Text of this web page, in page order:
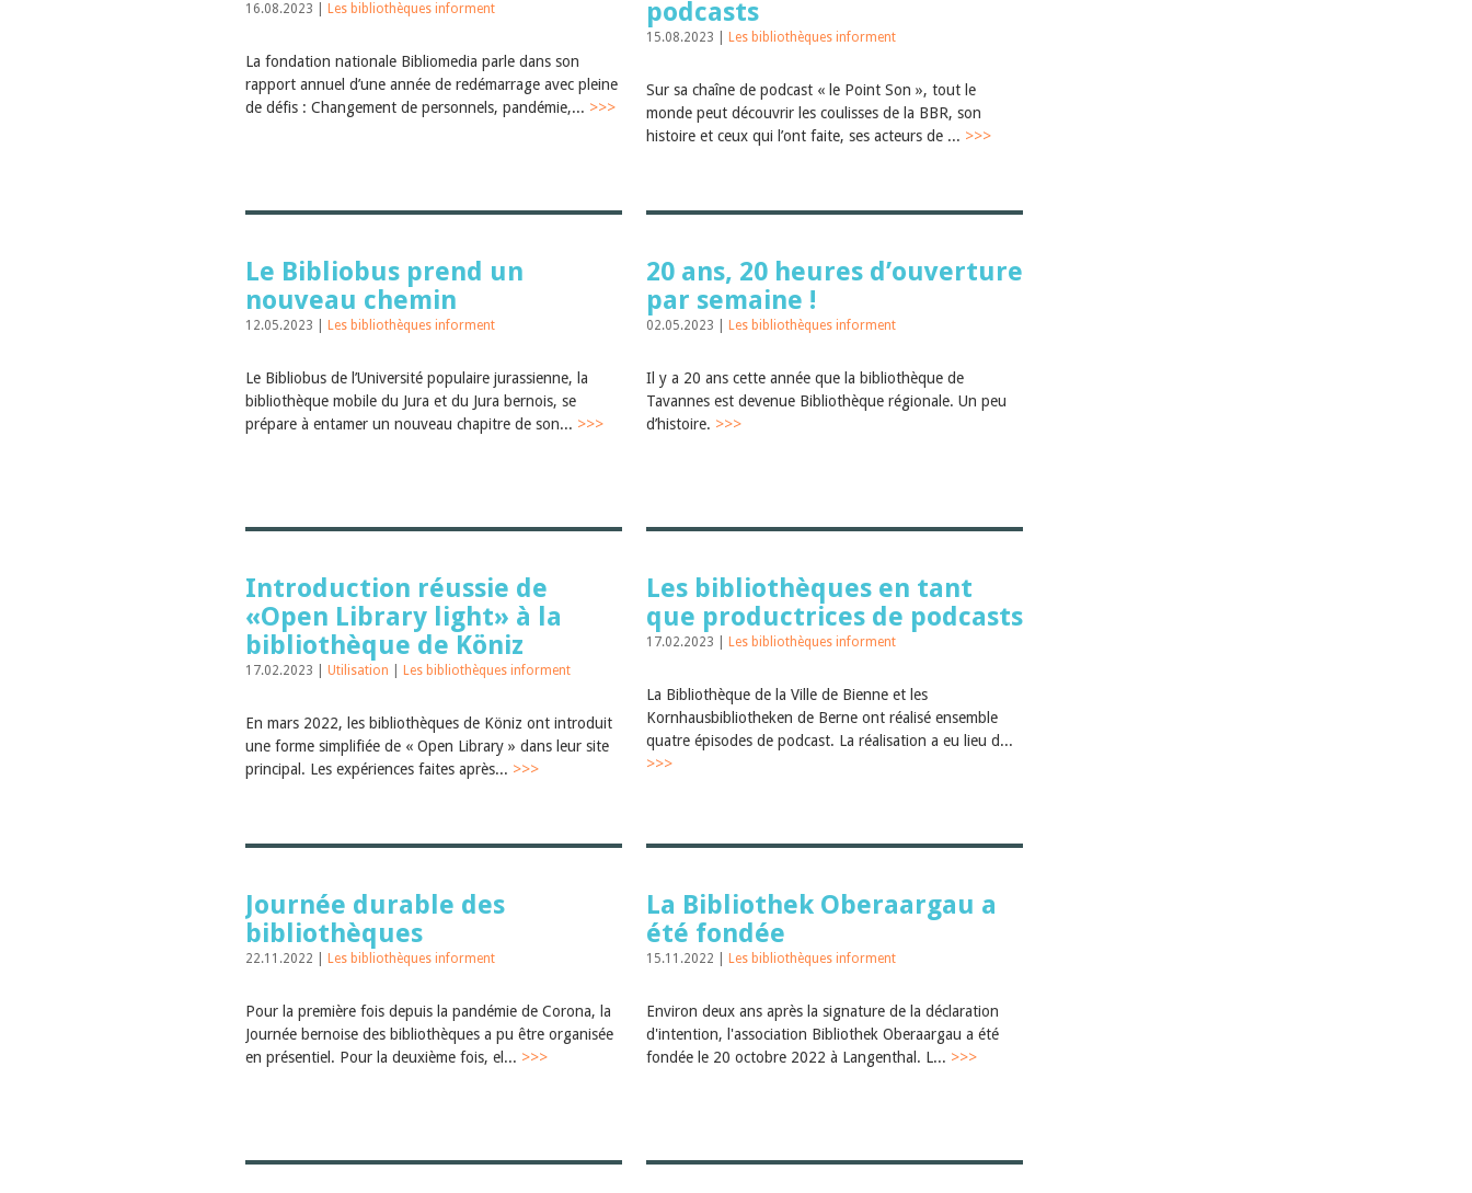
16.08.2023 | Les bibliothèques informent
La fondation nationale Bibliomedia parle dans son
rapport annuel d’une année de redémarrage avec pleine
de défis : Changement de personnels, pandémie,... >>>
podcasts
15.08.2023 | Les bibliothèques informent
Sur sa chaîne de podcast « le Point Son », tout le
monde peut découvrir les coulisses de la BBR, son
histoire et ceux qui l’ont faite, ses acteurs de ... >>>
Le Bibliobus prend un
nouveau chemin
12.05.2023 | Les bibliothèques informent
Le Bibliobus de l’Université populaire jurassienne, la
bibliothèque mobile du Jura et du Jura bernois, se
prépare à entamer un nouveau chapitre de son... >>>
20 ans, 20 heures d’ouverture
par semaine !
02.05.2023 | Les bibliothèques informent
Il y a 20 ans cette année que la bibliothèque de
Tavannes est devenue Bibliothèque régionale. Un peu
d’histoire. >>>
Introduction réussie de
«Open Library light» à la
bibliothèque de Köniz
17.02.2023 | Utilisation Les bibliothèques informent
En mars 2022, les bibliothèques de Köniz ont introduit
une forme simplifiée de « Open Library » dans leur site
principal. Les expériences faites après... >>>
Les bibliothèques en tant
que productrices de podcasts
17.02.2023 | Les bibliothèques informent
La Bibliothèque de la Ville de Bienne et les
Kornhausbibliotheken de Berne ont réalisé ensemble
quatre épisodes de podcast. La réalisation a eu lieu d...
>>>
Journée durable des
bibliothèques
22.11.2022 | Les bibliothèques informent
Pour la première fois depuis la pandémie de Corona, la
Journée bernoise des bibliothèques a pu être organisée
en présentiel. Pour la deuxième fois, el... >>>
La Bibliothek Oberaargau a
été fondée
15.11.2022 | Les bibliothèques informent
Environ deux ans après la signature de la déclaration
d'intention, l'association Bibliothek Oberaargau a été
fondée le 20 octobre 2022 à Langenthal. L... >>>